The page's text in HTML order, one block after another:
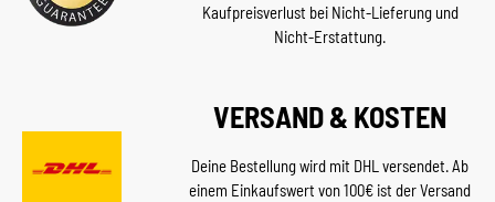
Kaufpreisverlust bei Nicht-Lieferung und
Nicht-Erstattung.
VERSAND & KOSTEN
Deine Bestellung wird mit DHL versendet. Ab
einem Einkaufswert von 100€ ist der Versand